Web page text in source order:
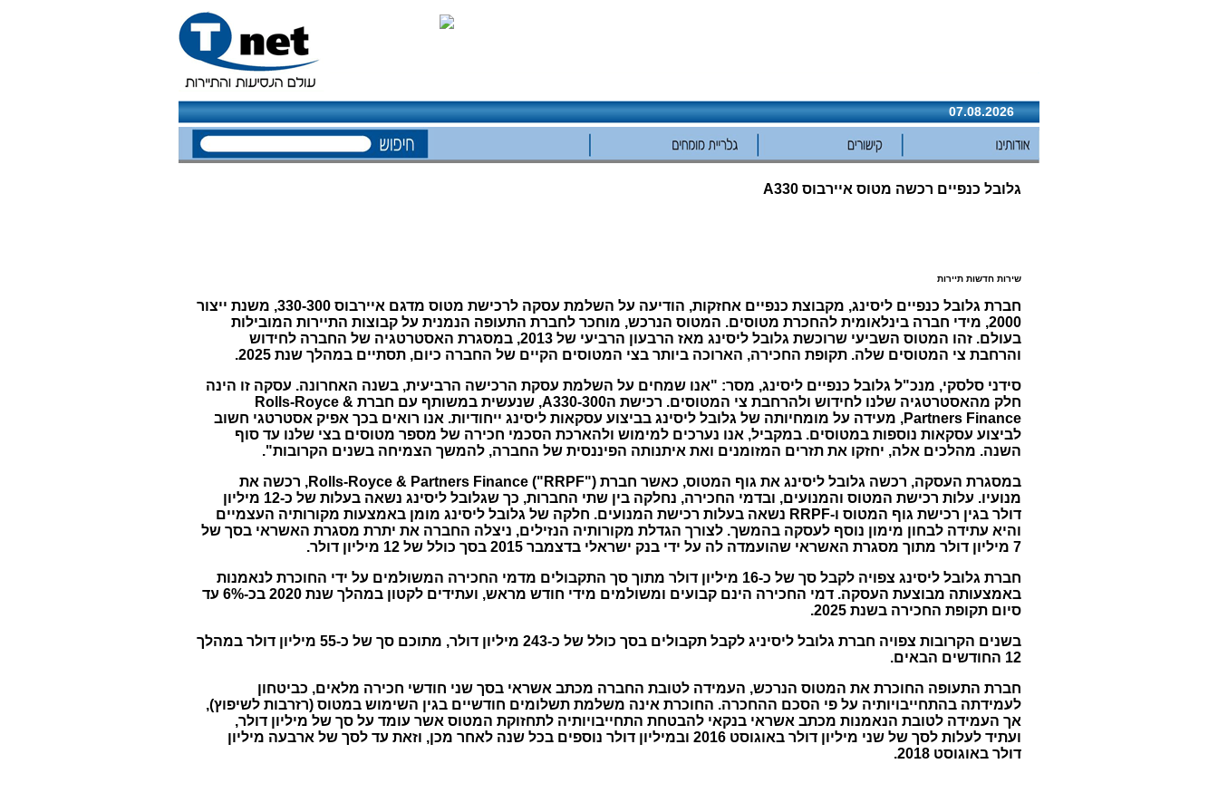
07.08.2026
גלובל כנפיים רכשה מטוס איירבוס A330
שירות חדשות תיירות
חברת גלובל כנפיים ליסינג, מקבוצת כנפיים אחזקות, הודיעה על השלמת עסקה לרכישת מטוס מדגם איירבוס 330-300, משנת ייצור
2000, מידי חברה בינלאומית להחכרת מטוסים. המטוס הנרכש, מוחכר לחברת התעופה הנמנית על קבוצות התיירות המובילות
בעולם. זהו המטוס השביעי שרוכשת גלובל ליסינג מאז הרבעון הרביעי של 2013, במסגרת האסטרטגיה של החברה לחידוש
והרחבת צי המטוסים שלה. תקופת החכירה, הארוכה ביותר בצי המטוסים הקיים של החברה כיום, תסתיים במהלך שנת 2025.
סידני סלסקי, מנכ"ל גלובל כנפיים ליסינג, מסר: "אנו שמחים על השלמת עסקת הרכישה הרביעית, בשנה האחרונה. עסקה זו הינה
חלק מהאסטרטגיה שלנו לחידוש ולהרחבת צי המטוסים. רכישת הA330-300, שנעשית במשותף עם חברת Rolls-Royce &
Partners Finance, מעידה על מומחיותה של גלובל ליסינג בביצוע עסקאות ליסינג ייחודיות. אנו רואים בכך אפיק אסטרטגי חשוב
לביצוע עסקאות נוספות במטוסים. במקביל, אנו נערכים למימוש ולהארכת הסכמי חכירה של מספר מטוסים בצי שלנו עד סוף
השנה. מהלכים אלה, יחזקו את תזרים המזומנים ואת איתנותה הפיננסית של החברה, להמשך הצמיחה בשנים הקרובות".
במסגרת העסקה, רכשה גלובל ליסינג את גוף המטוס, כאשר חברת Rolls-Royce & Partners Finance ("RRPF"), רכשה את
מנועיו. עלות רכישת המטוס והמנועים, ובדמי החכירה, נחלקה בין שתי החברות, כך שגלובל ליסינג נשאה בעלות של כ-12 מיליון
דולר בגין רכישת גוף המטוס ו-RRPF נשאה בעלות רכישת המנועים. חלקה של גלובל ליסינג
מומן באמצעות מקורותיה העצמיים
והיא עתידה לבחון מימון נוסף לעסקה בהמשך. לצורך הגדלת מקורותיה הנזילים, ניצלה החברה את יתרת מסגרת האשראי בסך של
7 מיליון דולר מתוך מסגרת האשראי שהועמדה לה על ידי בנק ישראלי בדצמבר 2015 בסך כולל של 12 מיליון דולר.
חברת גלובל ליסינג צפויה לקבל סך של כ-16 מיליון דולר מתוך סך התקבולים מדמי החכירה המשולמים על ידי החוכרת לנאמנות
באמצעותה מבוצעת העסקה. דמי החכירה הינם קבועים ומשולמים מידי חודש מראש, ועתידים לקטון במהלך שנת 2020 בכ-6% עד
סיום תקופת החכירה בשנת 2025.
בשנים הקרובות צפויה חברת גלובל ליסיניג לקבל תקבולים בסך כולל של כ-243 מיליון דולר, מתוכם סך של כ-55 מיליון דולר במהלך
12 החודשים הבאים.
חברת התעופה החוכרת את המטוס הנרכש, העמידה לטובת החברה מכתב אשראי בסך שני חודשי חכירה מלאים, כביטחון
לעמידתה בהתחייבויותיה על פי הסכם ההחכרה. החוכרת אינה משלמת תשלומים חודשיים בגין השימוש במטוס (רזרבות לשיפוץ),
אך העמידה לטובת הנאמנות מכתב אשראי בנקאי להבטחת התחייבויותיה לתחזוקת המטוס אשר עומד על סך של מיליון דולר,
ועתיד לעלות לסך של שני מיליון דולר באוגוסט 2016 ובמיליון דולר נוספים בכל שנה לאחר מכן, וזאת עד לסך של ארבעה מיליון
דולר באוגוסט 2018.